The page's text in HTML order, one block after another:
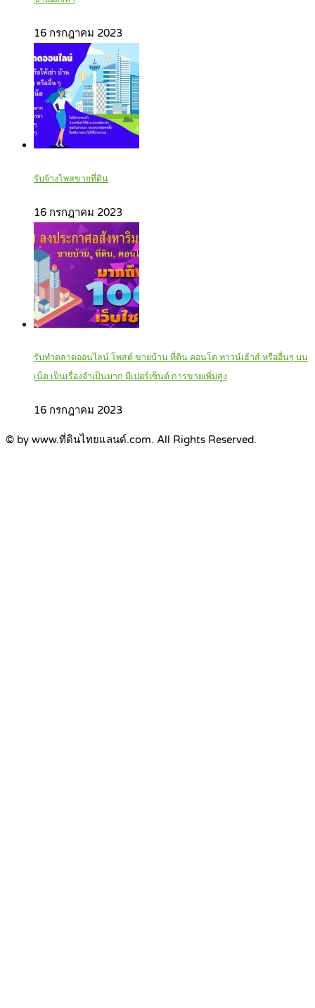
16 กรกฎาคม 2023
รับจ้างโพสขายที่ดิน
16 กรกฎาคม 2023
รับทำตลาดออนไลน์ โพสต์ ขายบ้าน ที่ดิน คอนโด ทาวน์เฮ้าส์ หรืออื่นๆ บน
เน็ต เป็นเรื่องจำเป็นมาก มีเปอร์เซ็นต์ การขายเพิ่มสูง
16 กรกฎาคม 2023
© by www.ที่ดินไทยแลนด์.com. All Rights Reserved.